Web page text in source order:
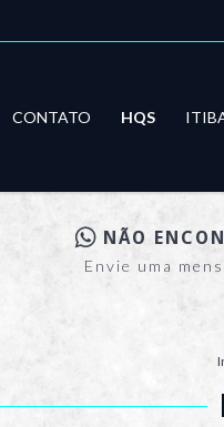
CONTATO HQS
NÃO
Envie uma